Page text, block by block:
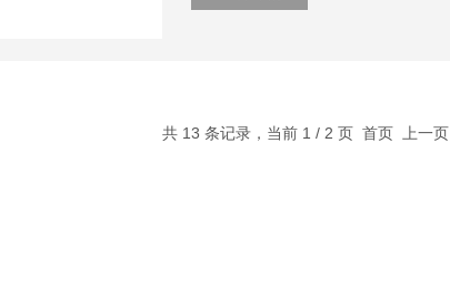
共 13 条记录，当前 1 / 2 页 首页 上一页